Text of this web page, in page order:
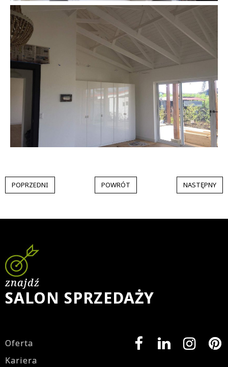
POPRZEDNI POWRÓT NASTĘPNY
znajdź
SALON SPRZEDAŻY
Oferta
Kariera